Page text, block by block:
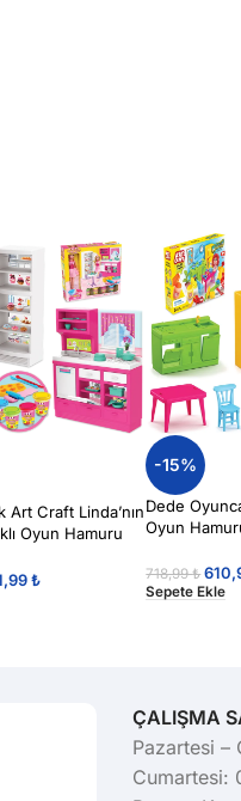
Art Craft Linda’nın
Oyun Hamuru
₺
-15%
Dede
Oyun
718,99₺
Sepete Ekle
ÇALIŞMA
Pazartesi –
Cumartesi: